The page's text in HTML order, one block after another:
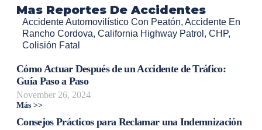
Mas Reportes De Accidentes
Accidente Automovilístico Con Peatón, Accidente En
Rancho Cordova, California Highway Patrol , CHP,
Colisión Fatal
Cómo Actuar Después de un Accidente de Tráfico:
Guía Paso a Paso
November 26, 2024
Más >>
Consejos Prácticos para Reclamar una Indemnización